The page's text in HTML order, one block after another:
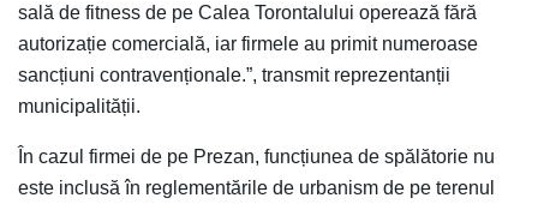
sală de fitness de pe Calea Torontalului operează fără
autorizație comercială, iar firmele au primit numeroase
sancțiuni contravenționale.”, transmit reprezentanții
municipalității.
În cazul firmei de pe Prezan, funcțiunea de spălătorie nu
este inclusă în reglementările de urbanism de pe terenul